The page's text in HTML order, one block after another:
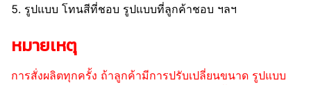
รูปแบบ โทนสีที่ชอบ รูปแบบที่ลูกค้าชอบ ฯลฯ
หมายเหตุ
การสั่งผลิตทุกครั้ง ถ้าลูกค้ามีการปรับเปลี่ยนขนาด รูปแบบ